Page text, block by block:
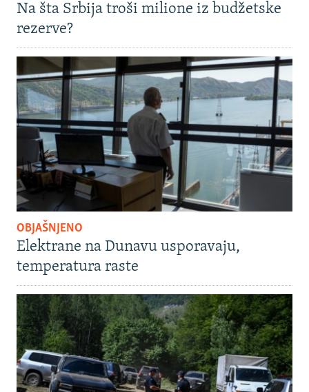
Na šta Srbija troši milione iz budžetske
rezerve?
OBJAŠNJENO
Elektrane na Dunavu usporavaju,
temperatura raste